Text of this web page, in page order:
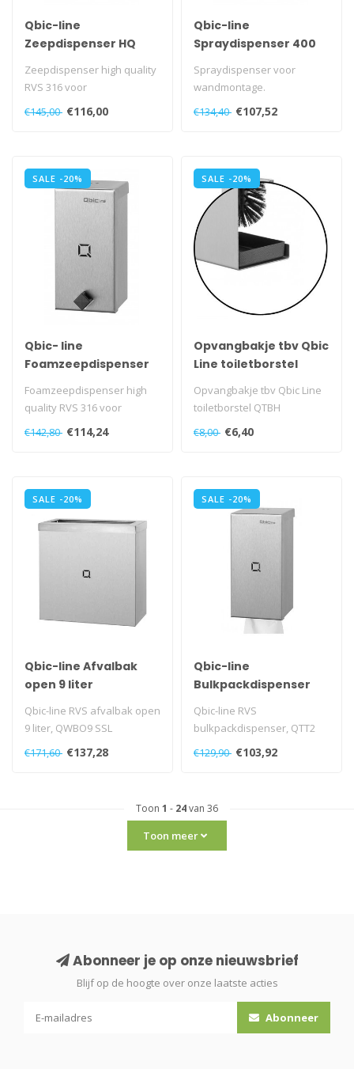
Qbic-line
Zeepdispenser HQ
Zeepdispenser high quality
RVS 316 voor
Met veerslot, die geopend ..
€145,00 €116,00
Qbic-line
Spraydispenser 400
Spraydispenser voor
wandmontage.
voorzijde.
€134,40 €107,52
SALE -20%
Qbic- line
Foamzeepdispenser
Foamzeepdispenser high
quality RVS 316 voor
wandmontage.
Met veerslot, die geop..
€142,80 €114,24
SALE -20%
Opvangbakje tbv Qbic
Line toiletborstel
Opvangbakje tbv Qbic Line
toiletborstel QTBH
€8,00 €6,40
SALE -20%
Qbic-line Afvalbak
open 9 liter
Qbic-line RVS afvalbak open
9 liter, QWBO9 SSL
€171,60 €137,28
SALE -20%
Qbic-line
Bulkpackdispenser
Qbic-line RVS
bulkpackdispenser, QTT2
€129,90 €103,92
Toon 1 - 24van 36
Toon meer
Abonneer je op onze nieuwsbrief
Blijf op de hoogte over onze laatste acties
Abonneer